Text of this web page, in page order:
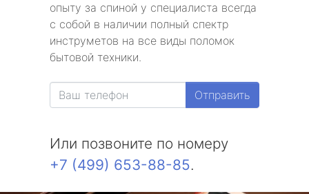
опыту за спиной у специалиста всегда
с собой в наличии полный спектр
инструметов на все виды поломок
бытовой техники.
Отправить
Или позвоните по номеру
+7 (499) 653-88-85.